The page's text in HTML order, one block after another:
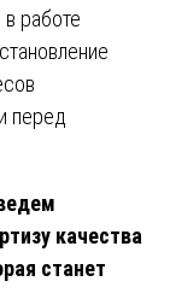
работе
перед
качества
станет